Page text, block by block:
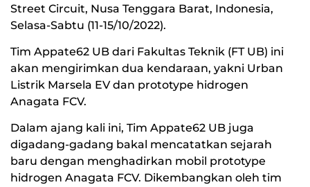
Street Circuit, Nusa Tenggara Barat, Indonesia,
Selasa-Sabtu (11-15/10/2022).
Tim Appate62 UB dari Fakultas Teknik (FT UB) ini
akan mengirimkan dua kendaraan, yakni Urban
Listrik Marsela EV dan prototype hidrogen
Anagata FCV.
Dalam ajang kali ini, Tim Appate62 UB juga
digadang-gadang bakal mencatatkan sejarah
baru dengan menghadirkan mobil prototype
hidrogen Anagata FCV. Dikembangkan oleh tim